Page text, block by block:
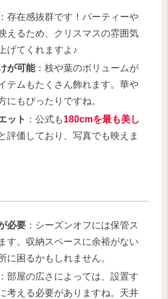
：存在感抜群です！パーティーや
えるため、クリスマスの雰囲気
げてくれますよ♪
が可能：枝や葉のボリュームが
テムもたくさん飾れます。華や
にもぴったりですね。
ット ：公式も180cmを最も美し
評価しており、写真でも映えま
必要 ：シーズンオフには保管ス
す。収納スペースに余裕がない
に困るかもしれません。
：部屋の広さによっては、設置す
考える必要がありますね。天井